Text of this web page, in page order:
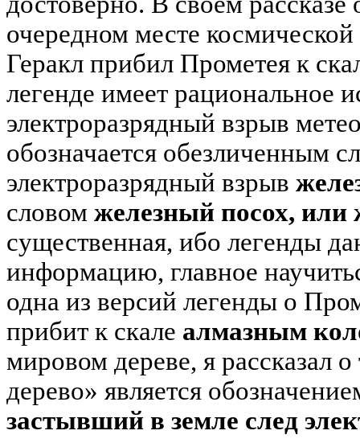
очередном месте
Геракл прибил Прометея к
легенде имеет рациональное
электроразрядный взрыв
обозначается обезличенным
электроразрядный взрыв
словом железный посох, или
существенная, ибо легенды
информацию, главное
одна из версий легенды о
прибит к скале алмазным
мировом дереве, я рассказал
дерево» является
застывший в земле след